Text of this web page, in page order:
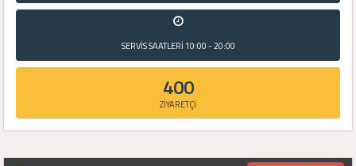
SERVİS SAATLERİ 10:00 - 20:00
400
ZİYARETÇİ